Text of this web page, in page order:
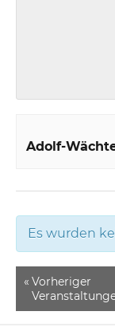
Adolf-
Es wurden
« Vorheriger